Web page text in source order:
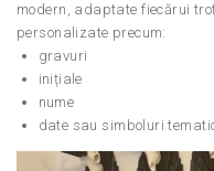
modern, adaptate fiecărui
personalizate precum:
gravuri
inițiale
nume
date sau simboluri